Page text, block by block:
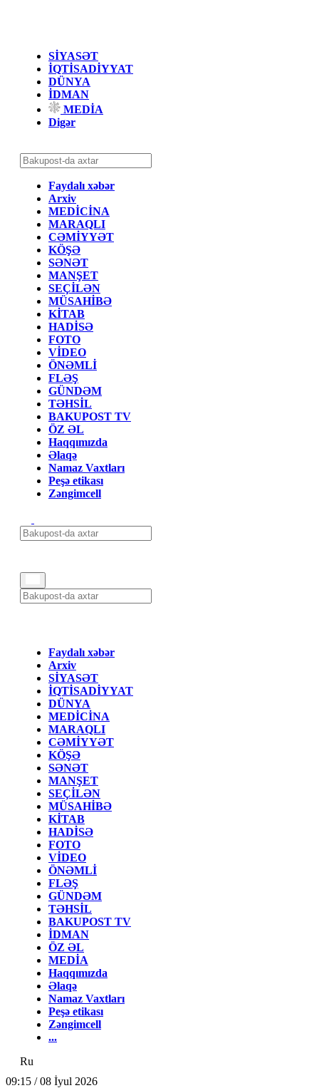
SİYASƏT
İQTİSADİYYAT
DÜNYA
İDMAN
MEDİA
Digər
Faydalı xəbər
Arxiv
MEDİCİNA
MARAQLI
CƏMİYYƏT
KÖŞƏ
SƏNƏT
MANŞET
SEÇİLƏN
MÜSAHİBƏ
KİTAB
HADİSƏ
FOTO
VİDEO
ÖNƏMLİ
FLƏŞ
GÜNDƏM
TƏHSİL
BAKUPOST TV
ÖZ ƏL
Haqqımızda
Əlaqə
Namaz Vaxtları
Peşə etikası
Zəngimcell
Faydalı xəbər
Arxiv
SİYASƏT
İQTİSADİYYAT
DÜNYA
MEDİCİNA
MARAQLI
CƏMİYYƏT
KÖŞƏ
SƏNƏT
MANŞET
SEÇİLƏN
MÜSAHİBƏ
KİTAB
HADİSƏ
FOTO
VİDEO
ÖNƏMLİ
FLƏŞ
GÜNDƏM
TƏHSİL
BAKUPOST TV
İDMAN
ÖZ ƏL
MEDİA
Haqqımızda
Əlaqə
Namaz Vaxtları
Peşə etikası
Zəngimcell
...
Ru
09:15 / 08 İyul 2026